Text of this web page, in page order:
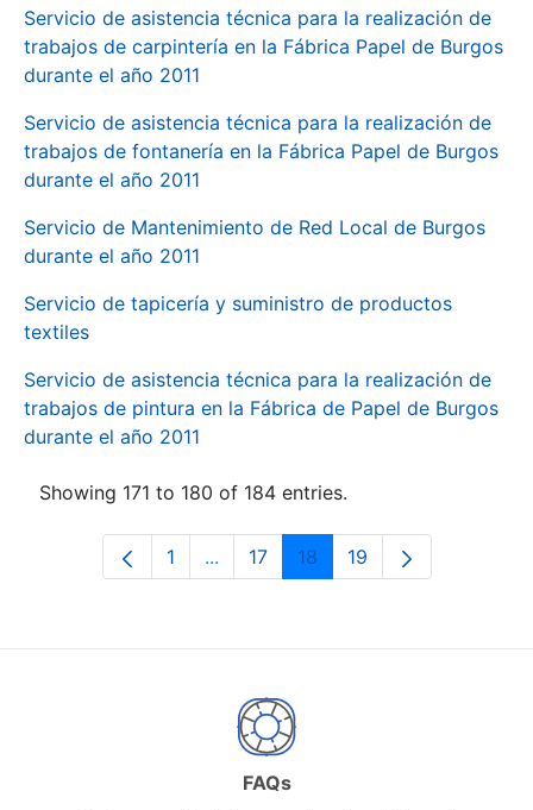
Servicio de asistencia técnica para la realización de
trabajos de carpintería en la Fábrica Papel de Burgos
durante el año 2011
Servicio de asistencia técnica para la realización de
trabajos de fontanería en la Fábrica Papel de Burgos
durante el año 2011
Servicio de Mantenimiento de Red Local de Burgos
durante el año 2011
Servicio de tapicería y suministro de productos
textiles
Servicio de asistencia técnica para la realización de
trabajos de pintura en la Fábrica de Papel de Burgos
durante el año 2011
Showing 171 to 180 of 184 entries.
Page
1 ...Intermediate Pages Use TAB to
Page
17 Page
18 Page
19
FAQs